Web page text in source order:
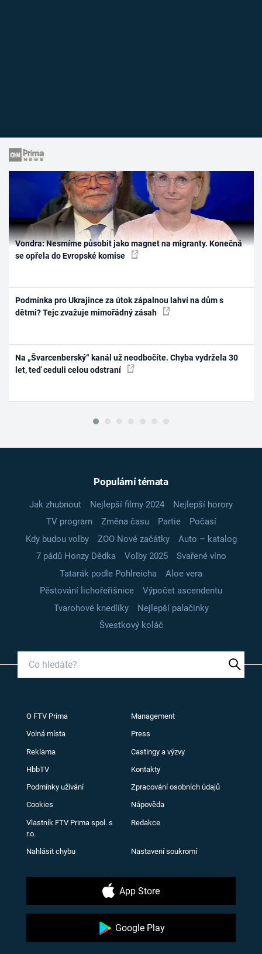
Vondra: Nesmíme působit jako magnet na migranty. Konečná
se opřela do Evropské komise
Podmínka pro Ukrajince za útok zápalnou lahví na dům s
dětmi? Tejc zvažuje mimořádný zásah
Na „Švarcenberský“ kanál už neodbočíte. Chyba vydržela 30
let, teď ceduli celou odstraní
Populární témata
Jak zhubnout Nejlepší filmy 2024
Nejlepší horory
TV program
Změna času Partie
Počasí
Kdy budou volby
ZOO Nové začátky
Auto – katalog
7 pádů Honzy Dědka
Volby 2025
Svařené víno
Tatarák podle Pohlreicha
Aloe vera
Pěstování lichořeřišnice
Výpočet ascendentu
Tvarohové knedlíky
Nejlepší palačinky
Švestkový koláč
O FTV Prima Management
Volná místa Press
Reklama Castingy a výzvy
HbbTV Kontakty
Podmínky užívání Zpracování osobních údajů
Cookies Nápověda
Vlastník FTV Prima spol. s
r.o.
Redakce
Nahlásit chybu Nastavení soukromí
App Store
Google Play